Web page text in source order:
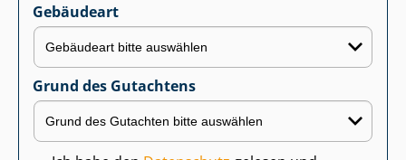
Gebäudeart
Grund des Gutachtens